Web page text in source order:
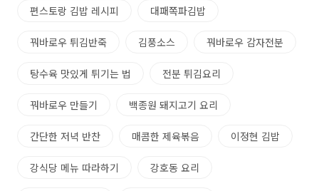
편스토랑 김밥 레시피 대패쪽파김밥
꿔바로우 튀김반죽 김풍소스 꿔바로우 감자전분
탕수육 맛있게 튀기는 법 전분 튀김요리
꿔바로우 만들기 백종원 돼지고기 요리
간단한 저녁 반찬 매콤한 제육볶음 이정현 김밥
강식당 메뉴 따라하기 강호동 요리